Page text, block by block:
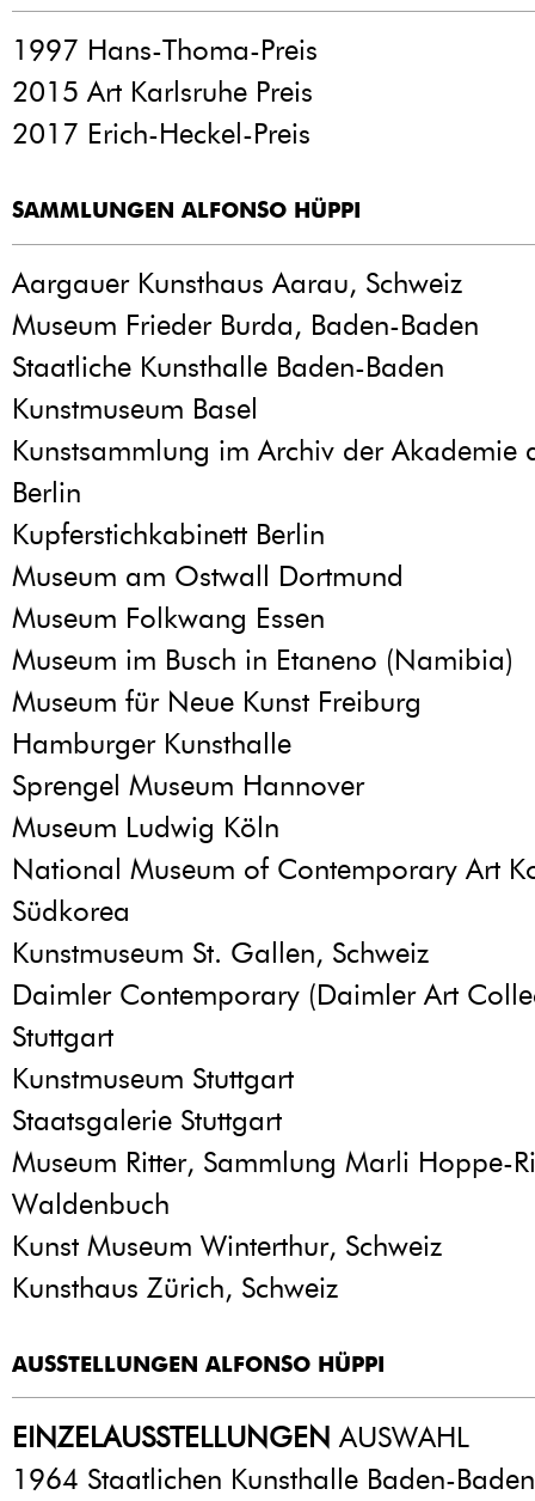
1997 Hans-Thoma-Preis
2015 Art Karlsruhe Preis
2017 Erich-Heckel-Preis
SAMMLUNGEN ALFONSO HÜPPI
Aargauer Kunsthaus Aarau, Schweiz
Museum Frieder Burda, Baden-Baden
Staatliche Kunsthalle Baden-Baden
Kunstmuseum Basel
Kunstsammlung im Archiv der Akademie
Berlin
Kupferstichkabinett Berlin
Museum am Ostwall Dortmund
Museum Folkwang Essen
Museum im Busch in Etaneno (Namibia)
Museum für Neue Kunst Freiburg
Hamburger Kunsthalle
Sprengel Museum Hannover
Museum Ludwig Köln
National Museum of Contemporary Art
Südkorea
Kunstmuseum St. Gallen, Schweiz
Daimler Contemporary (Daimler Art
Stuttgart
Kunstmuseum Stuttgart
Staatsgalerie Stuttgart
Museum Ritter, Sammlung Marli Hoppe-
Waldenbuch
Kunst Museum Winterthur, Schweiz
Kunsthaus Zürich, Schweiz
AUSSTELLUNGEN ALFONSO HÜPPI
EINZELAUSSTELLUNGEN AUSWAHL
1964 Staatlichen Kunsthalle Baden-Baden